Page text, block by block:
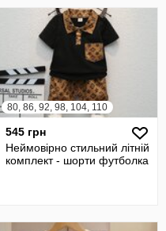
80, 86, 92, 98, 104, 110
545 грн
Неймовірно стильний літній
комплект - шорти футболка